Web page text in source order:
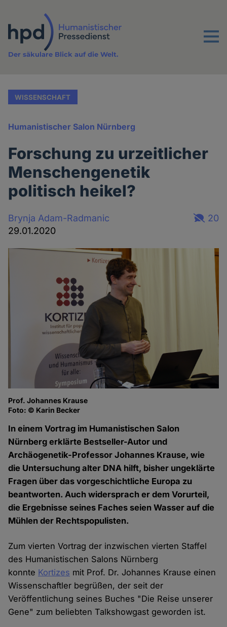
Inhalt
Menu
Der säkulare Blick auf die Welt.
WISSENSCHAFT
Humanistischer Salon Nürnberg
Forschung zu urzeitlicher
Menschengenetik
politisch heikel?
Brynja Adam-Radmanic
29.01.2020
20
Prof. Johannes Krause
Foto: © Karin Becker
In einem Vortrag im Humanistischen Salon
Nürnberg erklärte Bestseller-Autor und
Archäogenetik-Professor Johannes Krause, wie
die Untersuchung alter DNA hilft, bisher ungeklärte
Fragen über das vorgeschichtliche Europa zu
beantworten. Auch widersprach er dem Vorurteil,
die Ergebnisse seines Faches seien Wasser auf die
Mühlen der Rechtspopulisten.
Zum vierten Vortrag der inzwischen vierten Staffel
des Humanistischen Salons Nürnberg
konnte Kortizes mit Prof. Dr. Johannes Krause einen
Wissenschaftler begrüßen, der seit der
Veröffentlichung seines Buches "Die Reise unserer
Gene" zum beliebten Talkshowgast geworden ist.